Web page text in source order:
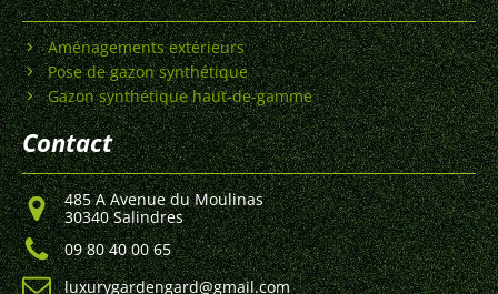
Aménagements extérieurs
Pose de gazon synthétique
Gazon synthétique haut-de-gamme
Contact
485 A Avenue du Moulinas
30340 Salindres
09 80 40 00 65
luxurygardengard@gmail.com